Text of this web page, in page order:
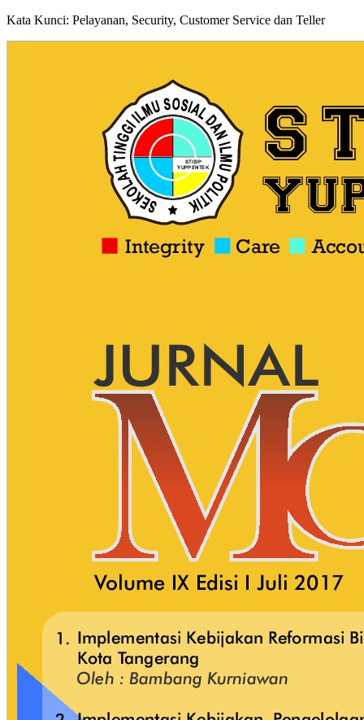
Kata Kunci: Pelayanan, Security, Customer Service dan Teller